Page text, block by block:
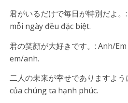
君がいるだけで毎日が特別だよ
mỗi ngày đều đặc biệt.
君の笑顔が大好きです。: Anh/
em/anh.
二人の未来が幸せでありますよ
của chúng ta hạnh phúc.